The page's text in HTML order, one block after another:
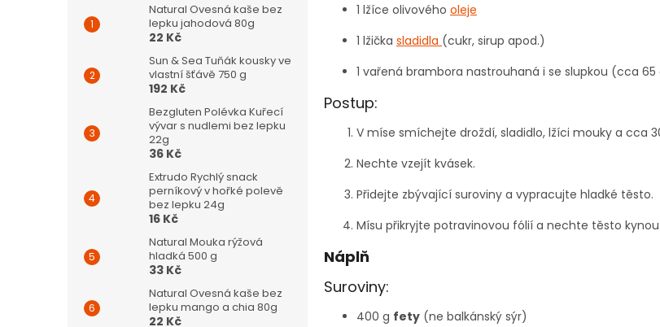
Natural Ovesná kaše bez
lepku jahodová 80g
22 Kč
Sun & Sea Tuňák kousky ve
vlastní šťávě 750 g
192 Kč
Bezgluten Polévka Kuřecí
vývar s nudlemi bez lepku
22g
36 Kč
Extrudo Rychlý snack
perníkový v hořké polevě
bez lepku 24g
16 Kč
Natural Mouka rýžová
hladká 500 g
33 Kč
Natural Ovesná kaše bez
lepku mango a chia 80g
22 Kč
1 lžíce olivového oleje
1 lžička sladidla (cukr, sirup apod.)
1 vařená brambora nastrouhaná i se slupkou (cca 65
Postup:
V míse smíchejte droždí, sladidlo, lžíci mouky a
Nechte vzejít kvásek.
Přidejte zbývající suroviny a vypracujte hladké těsto.
Mísu přikryjte potravinovou fólií a nechte těsto
Náplň
Suroviny:
400 g fety (ne balkánský sýr)